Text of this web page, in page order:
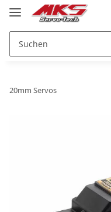
20mm Servos